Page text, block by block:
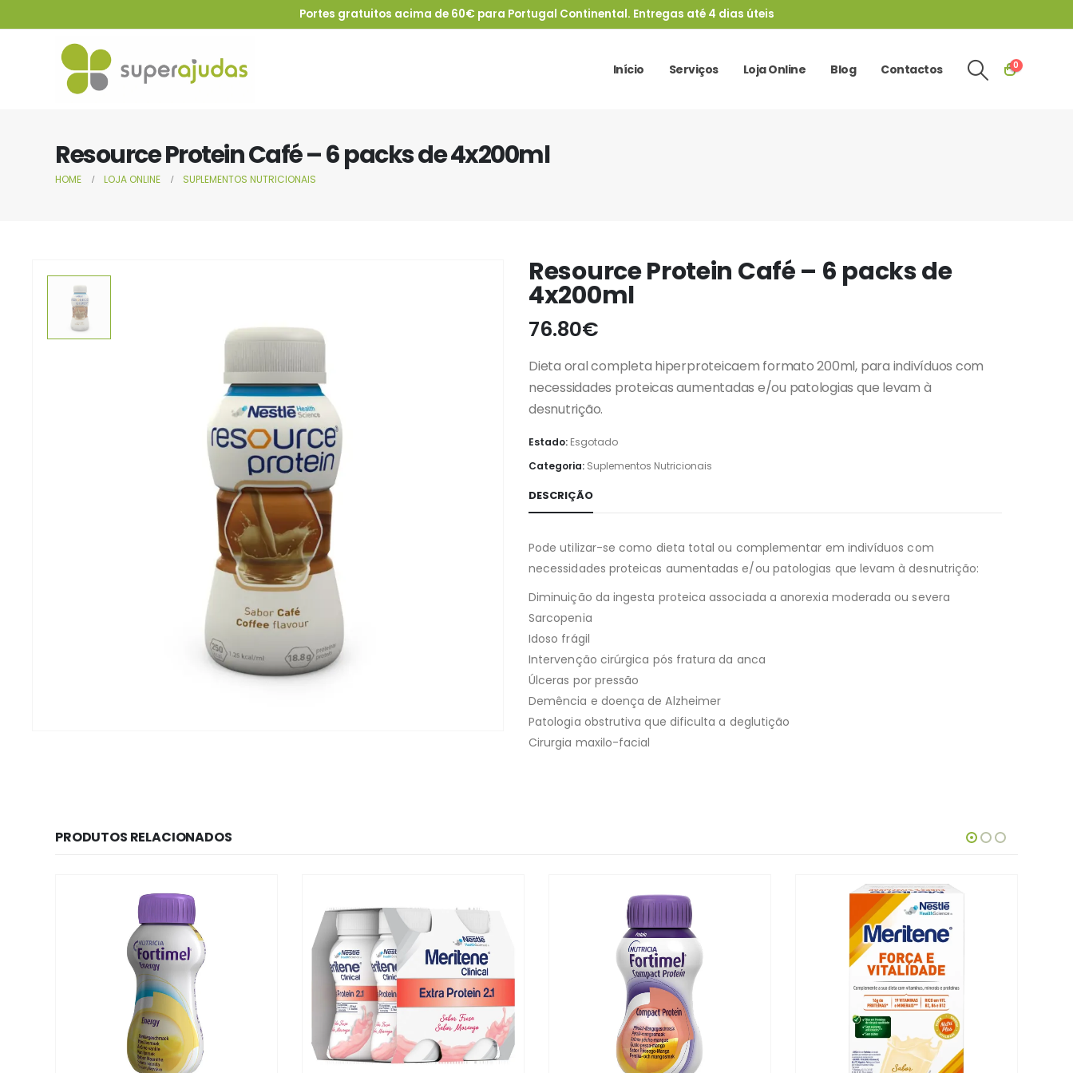
Portes gratuitos acima de 60€ para Portugal Continental. Entregas até 4 dias úteis
Início Serviços Loja Online Blog Contactos 0
Resource Protein Café – 6 packs de 4x200ml
HOME LOJA ONLINE SUPLEMENTOS NUTRICIONAIS
Resource Protein Café – 6 packs de
4x200ml
76.80€
Dieta oral completa hiperproteicaem formato 200ml, para indivíduos com
necessidades proteicas aumentadas e/ou patologias que levam à
desnutrição.
Estado: Esgotado
Categoria: Suplementos Nutricionais
DESCRIÇÃO
Pode utilizar-se como dieta total ou complementar em indivíduos com
necessidades proteicas aumentadas e/ou patologias que levam à desnutrição:
Diminuição da ingesta proteica associada a anorexia moderada ou severa
Sarcopenia
Idoso frágil
Intervenção cirúrgica pós fratura da anca
Úlceras por pressão
Demência e doença de Alzheimer
Patologia obstrutiva que dificulta a deglutição
Cirurgia maxilo-facial
PRODUTOS RELACIONADOS